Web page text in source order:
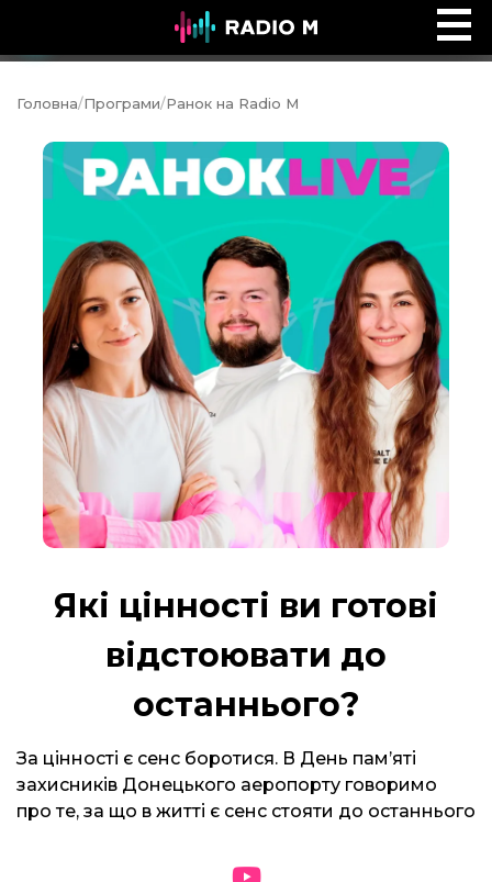
Інтервʼю Time
Головна/Програми/Ранок на Radio M
Які цінності ви готові
відстоювати до
останнього?
За цінності є сенс боротися. В День пам’яті
захисників Донецького аеропорту говоримо
про те, за що в житті є сенс стояти до останнього